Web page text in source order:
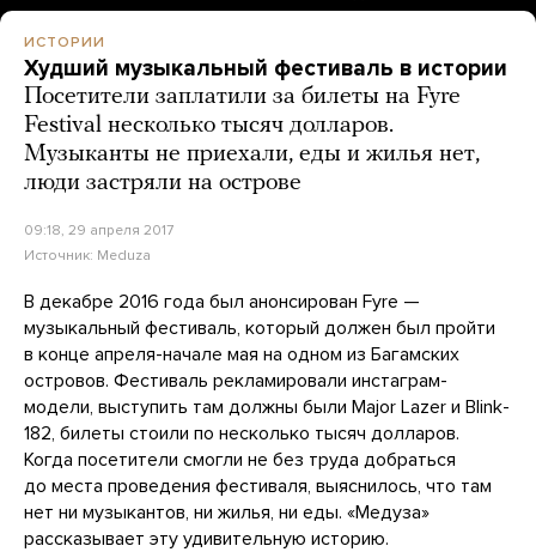
ИСТОРИИ
Худший музыкальный фестиваль в истории
Посетители заплатили за билеты на Fyre
Festival несколько тысяч долларов.
Музыканты не приехали, еды и жилья нет,
люди застряли на острове
09:18, 29 апреля 2017
Источник: Meduza
В декабре 2016 года был анонсирован Fyre —
музыкальный фестиваль, который должен был пройти
в конце апреля-начале мая на одном из Багамских
островов. Фестиваль рекламировали инстаграм-
модели, выступить там должны были Major Lazer и Blink-
182, билеты стоили по несколько тысяч долларов.
Когда посетители смогли не без труда добраться
до места проведения фестиваля, выяснилось, что там
нет ни музыкантов, ни жилья, ни еды. «Медуза»
рассказывает эту удивительную историю.